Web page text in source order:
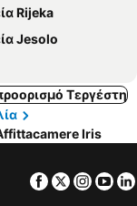
Rijeka
Jesolo
Τεργέστη
Iris
Facebook
Twitter